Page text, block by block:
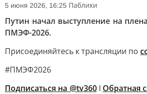
5 июня 2026, 16:25 Паблики
Путин начал выступление на
ПМЭФ-2026.
Присоединяйтесь к трансляции по
#ПМЭФ2026
Подписаться на @tv360I Обратная